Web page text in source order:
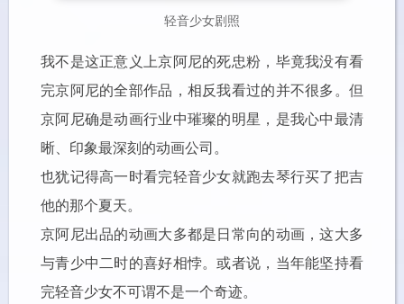
轻音少女剧照
我不是这正意义上京阿尼的死忠粉，毕竟我没有看
完京阿尼的全部作品，相反我看过的并不很多。但
京阿尼确是动画行业中璀璨的明星，是我心中最清
晰、印象最深刻的动画公司。
也犹记得高一时看完轻音少女就跑去琴行买了把吉
他的那个夏天。
京阿尼出品的动画大多都是日常向的动画，这大多
与青少中二时的喜好相悖。或者说，当年能坚持看
完轻音少女不可谓不是一个奇迹。